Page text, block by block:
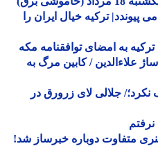
ترکیه خیال ایران را
به امضای توافقنامه مکه
/ کابین مرگ به
جلالی لای زرورق در
دوباره خبرساز شد!